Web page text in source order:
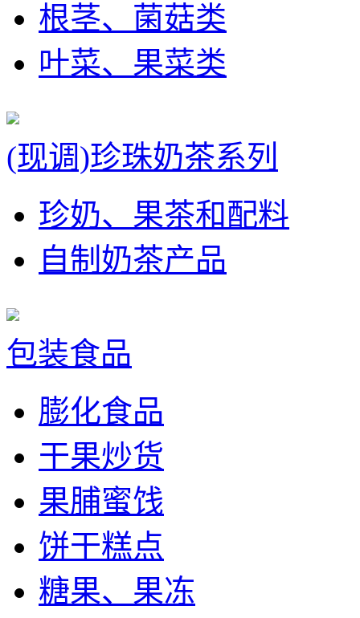
根茎、菌菇类
叶菜、果菜类
(现调)珍珠奶茶系列
珍奶、果茶和配料
自制奶茶产品
包装食品
膨化食品
干果炒货
果脯蜜饯
饼干糕点
糖果、果冻